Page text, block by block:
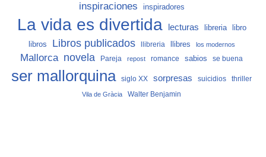
inspiraciones inspiradores
La vida es divertida lecturas libreria
libro
libros
Libros publicados llibreria llibres los modernos
Mallorca novela Pareja repost romance sabios se buena
ser mallorquina siglo XX sorpresas suicidios thriller
Vila de Gràcia Walter Benjamin